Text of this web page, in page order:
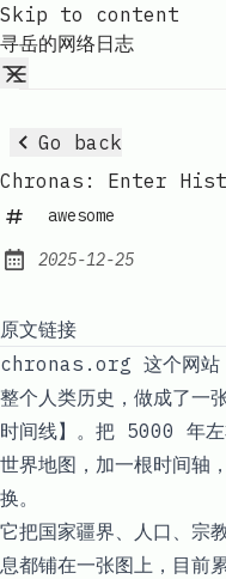
Skip to content
寻岳的网络日志
Go back
Chronas: Enter
awesome
Published:
2025-12-25
原文链接
chronas.org 这个网站
整个人类历史，做成了一
时间线】。​​把 5000 年左
世界地图，加一根时间轴
换。​​
它把国家疆界、人口、宗
息都铺在一张图上，目前